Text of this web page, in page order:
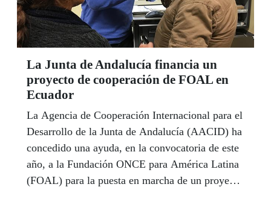
La Junta de Andalucía financia un
proyecto de cooperación de FOAL en
Ecuador
La Agencia de Cooperación Internacional para el
Desarrollo de la Junta de Andalucía (AACID) ha
concedido una ayuda, en la convocatoria de este
año, a la Fundación ONCE para América Latina
(FOAL) para la puesta en marcha de un proyecto